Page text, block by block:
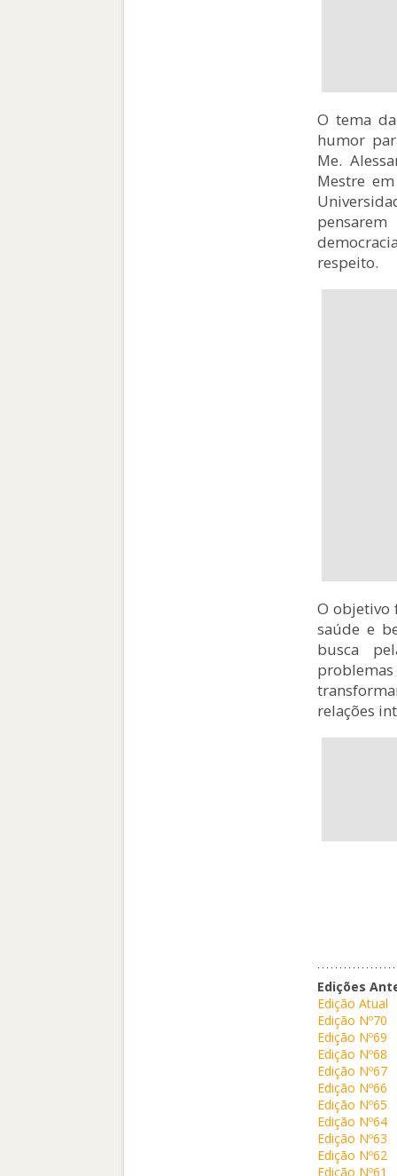
O tema
humor
Me.
Mestre
respeito.
O objetivo
saúde e
busca
relações
Edições
Edição Atual
Edição Nº70
Edição Nº69
Edição Nº68
Edição Nº67
Edição Nº66
Edição Nº65
Edição Nº64
Edição Nº63
Edição Nº62
Edição Nº61